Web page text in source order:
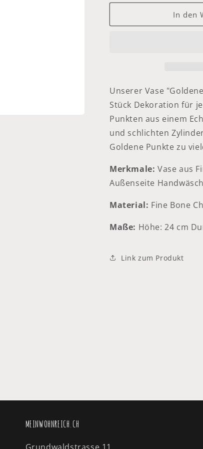
Menge
Vase
Menge
für
Vase
In den
Unserer Vase
Stück Dekoration für
Punkten aus einem
und schlichten
Goldene Punkte zu
Merkmale: Vase aus
Außenseite
Material: Fine Bone
Maße: Höhe: 24 cm
Link zum Produkt
MEINWOHNREICH.CH